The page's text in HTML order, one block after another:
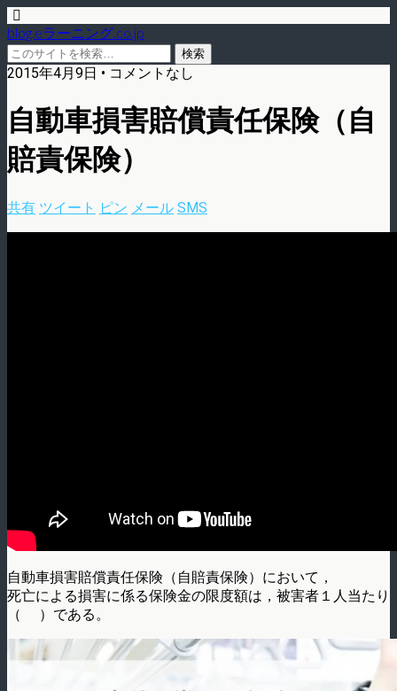
blog.eラーニング.co.jp
2015年4月9日 • コメントなし
自動車損害賠償責任保険（自
賠責保険）
共有 ツイート ピン メール SMS
自動車損害賠償責任保険（自賠責保険）において，
死亡による損害に係る保険金の限度額は，被害者１人当たり
（ ）である。